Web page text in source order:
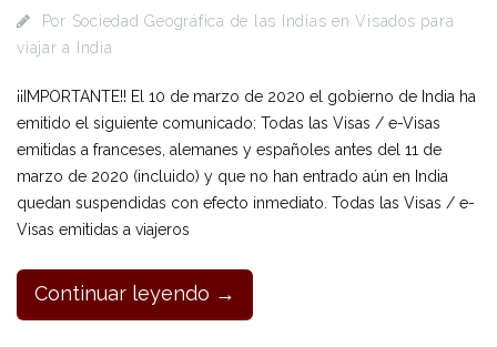
Por Sociedad Geográfica de las Indias enVisados para
viajar a India
¡¡IMPORTANTE!! El 10 de marzo de 2020 el gobierno de India ha
emitido el siguiente comunicado: Todas las Visas / e-Visas
emitidas a franceses, alemanes y españoles antes del 11 de
marzo de 2020 (incluido) y que no han entrado aún en India
quedan suspendidas con efecto inmediato. Todas las Visas / e-
Visas emitidas a viajeros
Continuar leyendo →